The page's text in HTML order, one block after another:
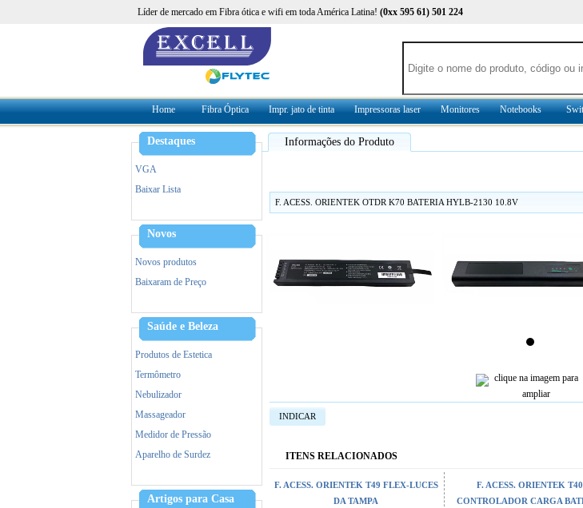
Líder de mercado em Fibra ótica e wifi em toda América Latina! (0xx 595 61) 501 224
Home Fibra Óptica Impr. jato de tinta Impressoras laser Monitores Notebooks
Destaques
VGA
Baixar Lista
Novos
Novos produtos
Baixaram de Preço
Saúde e Beleza
Produtos de Estetica
Termômetro
Nebulizador
Massageador
Medidor de Pressão
Aparelho de Surdez
Tratamento capilar
Artigos para Casa
Informações do Produto
F. ACESS. ORIENTEK OTDR K70 BATERIA HYLB-2130 10.8V
clique na imagem para
ampliar
INDICAR
ITENS RELACIONADOS
F. ACESS. ORIENTEK T49 FLEX-LUCES
DA TAMPA
F. ACESS. ORIENTEK T40
CONTROLADOR CARGA